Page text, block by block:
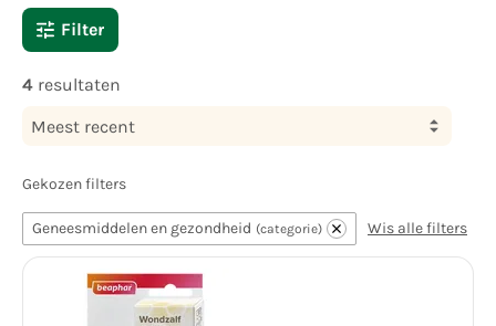
Filter
4 resultaten
Meest recent
Gekozen filters
Geneesmiddelen en gezondheid categorie Wis alle filters